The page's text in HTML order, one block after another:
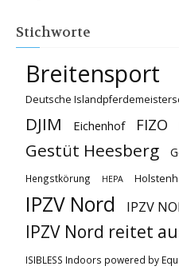
Stichworte
Breitensport
Deutsche
DJIM Eichenhof FIZO
Gestüt Heesberg
Hengstkörung HEPA
IPZV Nord IPZV
IPZV Nord reitet
ISIBLESS Indoors powered by